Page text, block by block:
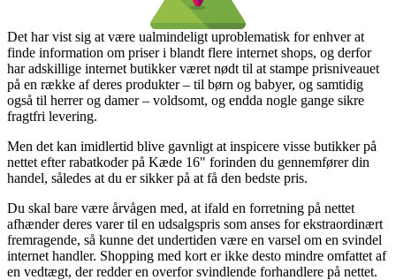
Det har vist sig at være ualmindeligt uproblematisk for enhver at
finde information om priser i blandt flere internet shops, og derfor
har adskillige internet butikker været nødt til at stampe prisniveauet
på en række af deres produkter – til børn og babyer, og samtidig
også til herrer og damer – voldsomt, og endda nogle gange sikre
fragtfri levering.
Men det kan imidlertid blive gavnligt at inspicere visse butikker på
nettet efter rabatkoder på Kæde 16" forinden du gennemfører din
handel, således at du er sikker på at få den bedste pris.
Du skal bare være årvågen med, at ifald en forretning på nettet
afhænder deres varer til en udsalgspris som anses for ekstraordinært
fremragende, så kunne det undertiden være en varsel om en svindel
internet handler. Shopping med kort er ikke desto mindre omfattet af
en vedtægt, der redder en overfor svindlende forhandlere på nettet.